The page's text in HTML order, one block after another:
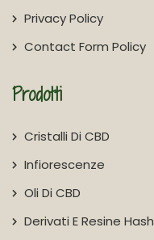
Privacy Policy
Contact Form Policy
Prodotti
Cristalli Di CBD
Infiorescenze
Oli Di CBD
Derivati E Resine Hash